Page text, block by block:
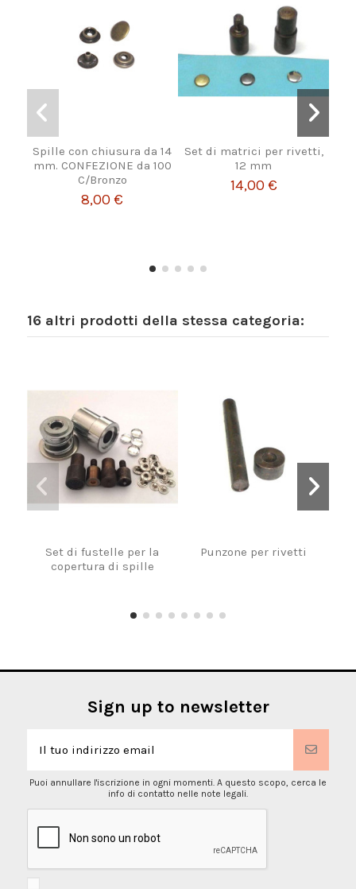
Spille con chiusura da 14
mm. CONFEZIONE da 100
C/Bronzo
8,00 €
Set di matrici per rivetti,
12 mm
14,00 €
16 altri prodotti della stessa categoria:
Set di fustelle per la
copertura di spille
Punzone per rivetti
Sign up to newsletter
Puoi annullare l'iscrizione in ogni momenti. A questo scopo, cerca le
info di contatto nelle note legali.